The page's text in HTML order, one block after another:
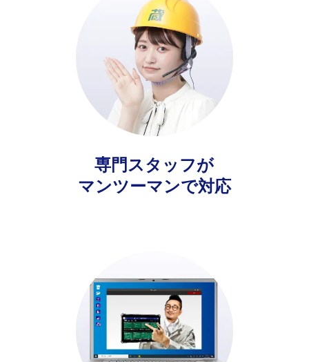
専門スタッフが
マンツーマンで対応